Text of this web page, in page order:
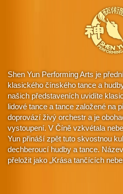
Shen Yun Performing Arts je
klasického čínského tance a
našich představeních uvidíte
lidové tance a tance založené na
doprovází živý orchestr a je
vystoupení. V Číně vzkvétala
Yun přináší zpět tuto skvostnou
dechberoucí hudby a tance.
přeložit jako „Krása tančících